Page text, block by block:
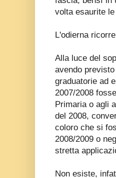
volta esaurite
L'odierna
Alla luce del
avendo
graduatorie ad
2007/2008
Primaria o agli
del 2008,
coloro che si
2008/2009 o
stretta
Non esiste,